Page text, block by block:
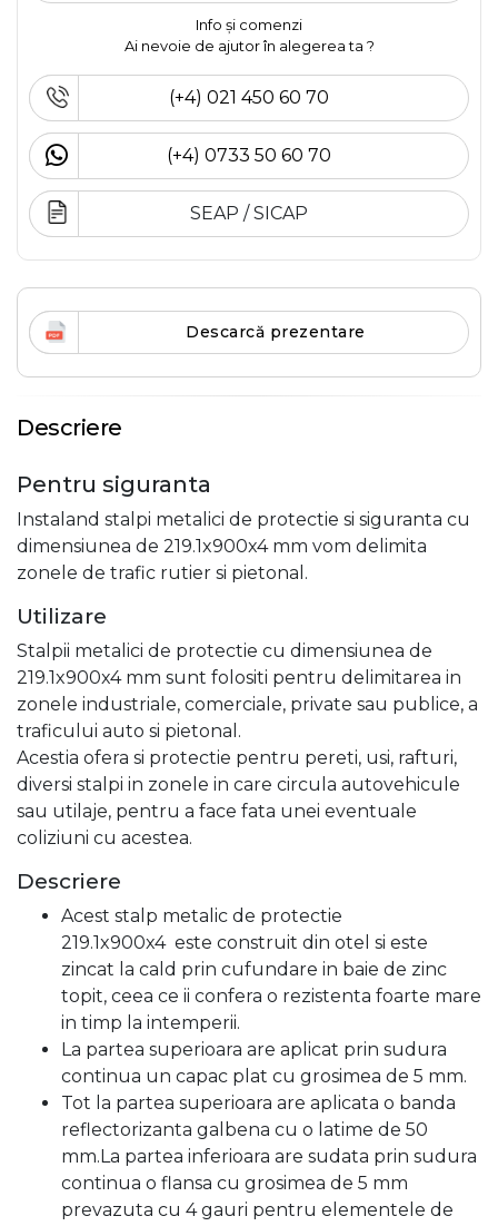
Info și comenzi
Ai nevoie de ajutor în alegerea ta ?
(+4) 021 450 60 70
(+4) 0733 50 60 70
SEAP / SICAP
Descarcă prezentare
Descriere
Pentru siguranta
Instaland stalpi metalici de protectie si siguranta cu
dimensiunea de 219.1x900x4 mm vom delimita
zonele de trafic rutier si pietonal.
Utilizare
Stalpii metalici de protectie cu dimensiunea de
219.1x900x4 mm sunt folositi pentru delimitarea in
zonele industriale, comerciale, private sau publice, a
traficului auto si pietonal.
Acestia ofera si protectie pentru pereti, usi, rafturi,
diversi stalpi in zonele in care circula autovehicule
sau utilaje, pentru a face fata unei eventuale
coliziuni cu acestea.
Descriere
Acest stalp metalic de protectie
219.1x900x4 este construit din otel si este
zincat la cald prin cufundare in baie de zinc
topit, ceea ce ii confera o rezistenta foarte mare
in timp la intemperii.
La partea superioara are aplicat prin sudura
continua un capac plat cu grosimea de 5 mm.
Tot la partea superioara are aplicata o banda
reflectorizanta galbena cu o latime de 50
mm.La partea inferioara are sudata prin sudura
continua o flansa cu grosimea de 5 mm
prevazuta cu 4 gauri pentru elementele de